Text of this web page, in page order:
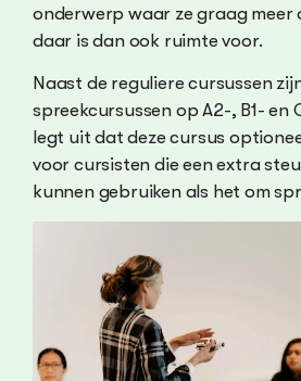
onderwerp waar ze graag meer
daar is dan ook ruimte voor.
Naast de reguliere cursussen
spreekcursussen op A2-, B1- en
legt uit dat deze cursus
voor cursisten die een extra
kunnen gebruiken als het om